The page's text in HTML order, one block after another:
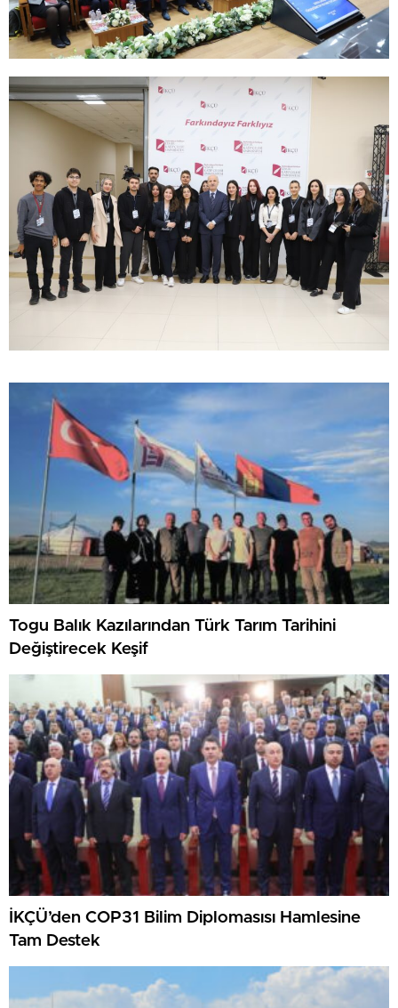
Togu Balık Kazılarından Türk Tarım Tarihini
Değiştirecek Keşif
İKÇÜ’den COP31 Bilim Diplomasısı Hamlesine
Tam Destek